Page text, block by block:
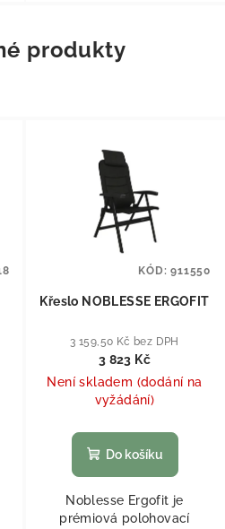
produkty
Křeslo NOBLESSE ERGOFIT
3 159,50 Kč bez DPH
3 823 Kč
Není skladem (dodání na
vyžádání)
Do košíku
Noblesse Ergofit je
prémiová polohovací
KÓD:911550